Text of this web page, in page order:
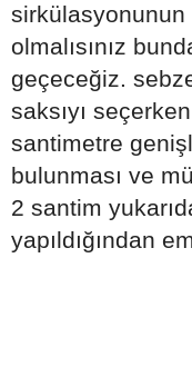
olmalısınız
geçeceğiz.
saksıyı
santimetre
bulunması ve
2 santim
yapıldığından